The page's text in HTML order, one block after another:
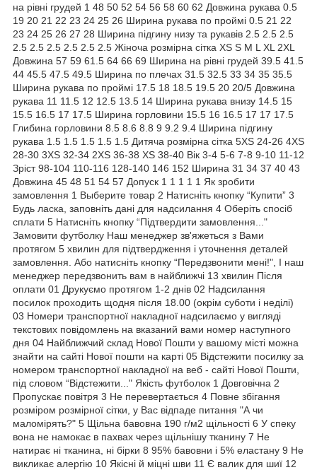
на рівні грудей 1 48 50 52 54 56 58 60 62 Довжина рукава 0.5
19 20 21 22 23 24 25 26 Ширина рукава по проймі 0.5 21 22
23 24 25 26 27 28 Ширина підгину низу та рукавів 2.5 2.5 2.5
2.5 2.5 2.5 2.5 2.5 2.5 Жіноча розмірна сітка XS S M L XL 2XL
Довжина 57 59 61.5 64 66 69 Ширина на рівні грудей 39.5 41.5
44 45.5 47.5 49.5 Ширина по плечах 31.5 32.5 33 34 35 35.5
Ширина рукава по проймі 17.5 18 18.5 19.5 20 20/5 Довжина
рукава 11 11.5 12 12.5 13.5 14 Ширина рукава внизу 14.5 15
15.5 16.5 17 17.5 Ширина горловини 15.5 16 16.5 17 17 17.5
Глибина горловини 8.5 8.6 8.8 9 9.2 9.4 Ширина підгину
рукава 1.5 1.5 1.5 1.5 1.5 Дитяча розмірна сітка 5XS 24-26 4XS
28-30 3XS 32-34 2XS 36-38 XS 38-40 Вік 3-4 5-6 7-8 9-10 11-12
Зріст 98-104 110-116 128-140 146 152 Ширина 31 34 37 40 43
Довжина 45 48 51 54 57 Допуск 1 1 1 1 1 Як зробити
замовлення 1 Выберите товар 2 Натисніть кнопку “Купити” 3
Будь ласка, заповніть дані для надсилання 4 Оберіть спосіб
сплати 5 Натисніть кнопку “Підтвердити замовлення..."
Замовити футболку Наш менеджер зв'яжеться з Вами
протягом 5 хвилин для підтвердження і уточнення деталей
замовлення. Або натисніть кнопку “Передзвонити мені!", І наш
менеджер передзвонить вам в найближчі 13 хвилин Після
оплати 01 Друкуємо протягом 1-2 днів 02 Надсилання
посилок проходить щодня після 18.00 (окрім суботи і неділі)
03 Номери транспортної накладної надсилаємо у вигляді
текстових повідомлень на вказаний вами номер наступного
дня 04 Найближчий склад Нової Пошти у вашому місті можна
знайти на сайті Нової пошти на карті 05 Відстежити посилку за
номером транспортної накладної на веб - сайті Нової Пошти,
під словом “Відстежити..." Якість футболок 1 Довговічна 2
Пропускає повітря 3 Не перевертається 4 Повне збігання
розміром розмірної сітки, у Вас відпаде питання "А чи
маломірять?" 5 Щільна бавовна 190 г/м2 щільності 6 У спеку
вона не намокає в пахвах через щільнішу тканину 7 Не
натирає ні тканина, ні бірки 8 95% бавовни і 5% еластану 9 Не
викликає алергію 10 Якісні й міцні шви 11 Є валик для шиї 12